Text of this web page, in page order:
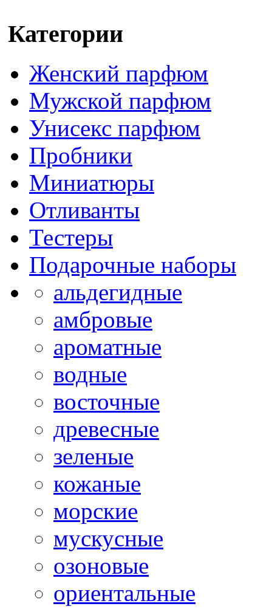
Категории
Женский парфюм
Мужской парфюм
Унисекс парфюм
Пробники
Миниатюры
Отливанты
Тестеры
Подарочные наборы
альдегидные
амбровые
ароматные
водные
восточные
древесные
зеленые
кожаные
морские
мускусные
озоновые
ориентальные